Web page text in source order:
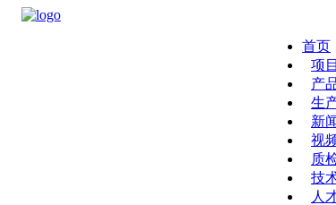
首页
项
产
生
新
视
质
技
人